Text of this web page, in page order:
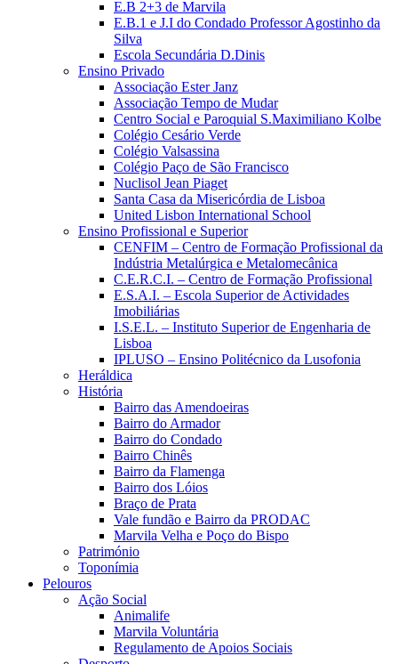
E.B 2+3 de Marvila
E.B.1 e J.I do Condado Professor Agostinho da
Silva
Escola Secundária D.Dinis
Ensino Privado
Associação Ester Janz
Associação Tempo de Mudar
Centro Social e Paroquial S.Maximiliano Kolbe
Colégio Cesário Verde
Colégio Valsassina
Colégio Paço de São Francisco
Nuclisol Jean Piaget
Santa Casa da Misericórdia de Lisboa
United Lisbon International School
Ensino Profissional e Superior
CENFIM – Centro de Formação Profissional da
Indústria Metalúrgica e Metalomecânica
C.E.R.C.I. – Centro de Formação Profissional
E.S.A.I. – Escola Superior de Actividades
Imobiliárias
I.S.E.L. – Instituto Superior de Engenharia de
Lisboa
IPLUSO – Ensino Politécnico da Lusofonia
Heráldica
História
Bairro das Amendoeiras
Bairro do Armador
Bairro do Condado
Bairro Chinês
Bairro da Flamenga
Bairro dos Lóios
Braço de Prata
Vale fundão e Bairro da PRODAC
Marvila Velha e Poço do Bispo
Património
Toponímia
Pelouros
Ação Social
Animalife
Marvila Voluntária
Regulamento de Apoios Sociais